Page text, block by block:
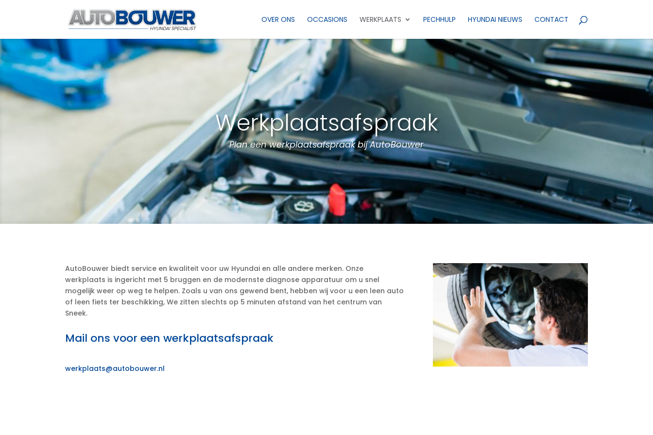
OVER ONS OCCASIONS WERKPLAATS PECHHULP HYUNDAI NIEUWS CONTACT
Werkplaatsafspraak
Plan een werkplaatsafspraak bij AutoBouwer
AutoBouwer biedt service en kwaliteit voor uw Hyundai en alle andere merken. Onze
werkplaats is ingericht met 5 bruggen en de modernste diagnose apparatuur om u snel
mogelijk weer op weg te helpen. Zoals u van ons gewend bent, hebben wij voor u een leen auto
of leen fiets ter beschikking, We zitten slechts op 5 minuten afstand van het centrum van
Sneek.
Mail ons voor een werkplaatsafspraak
werkplaats@autobouwer.nl